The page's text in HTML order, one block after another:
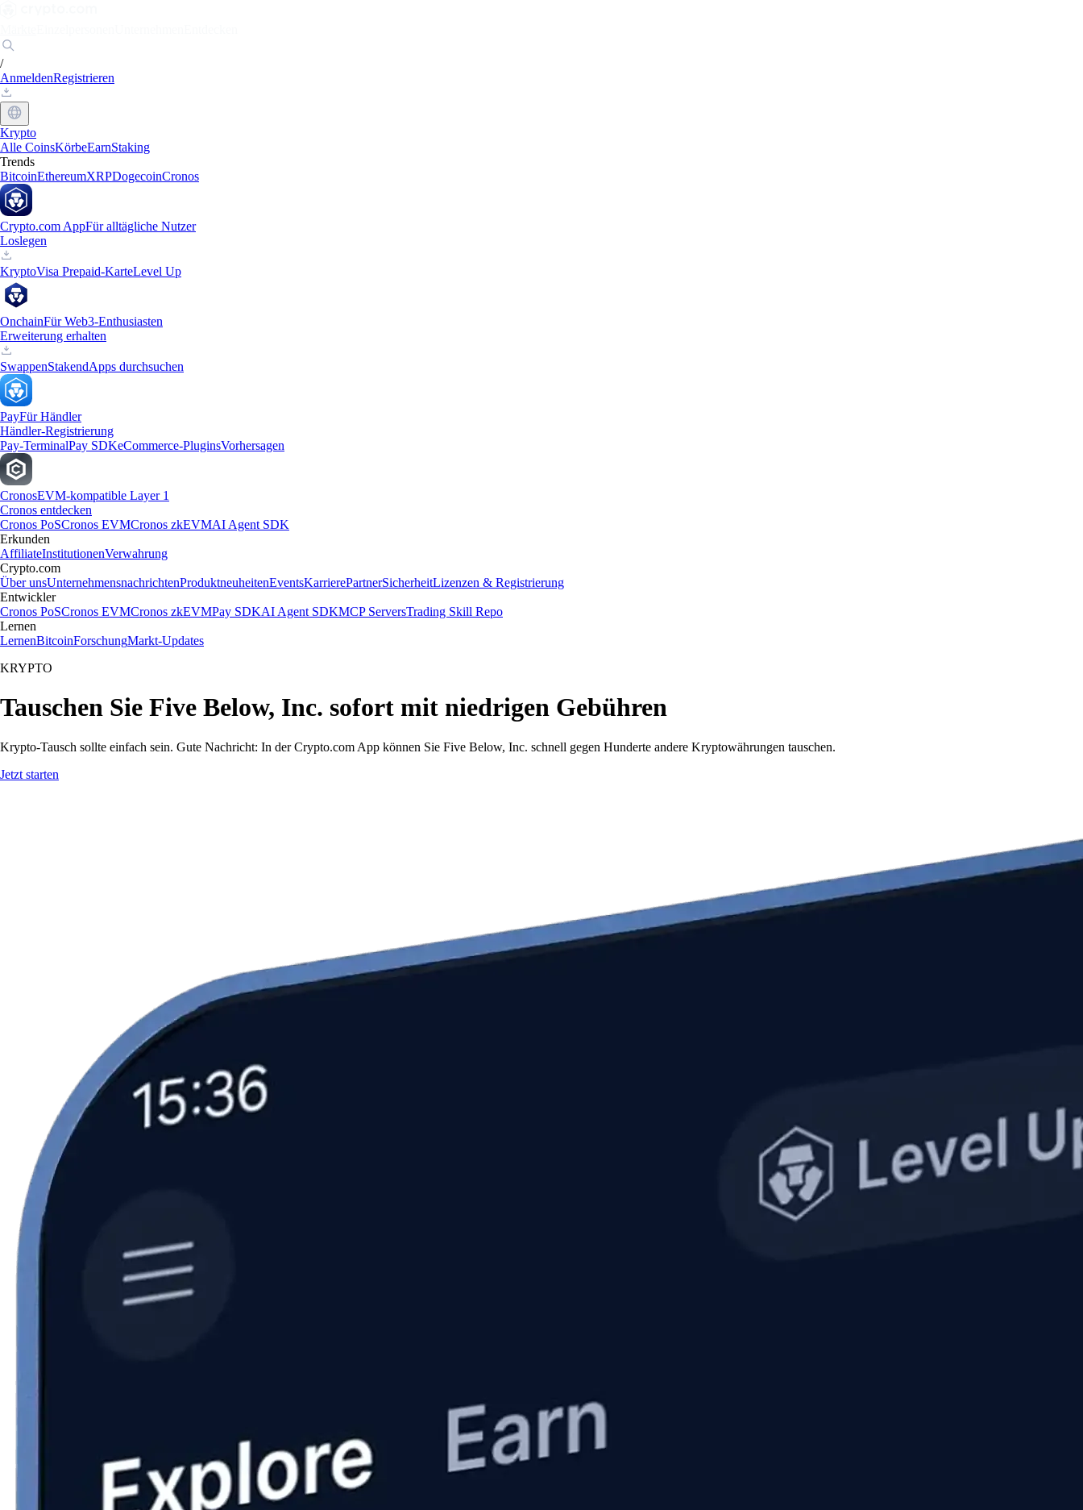
/
AnmeldenRegistrieren
Krypto
Alle CoinsKörbeEarnStaking
Trends
BitcoinEthereumXRPDogecoinCronos
Crypto.com AppFür alltägliche Nutzer
Loslegen
KryptoVisa Prepaid-KarteLevel Up
OnchainFür Web3-Enthusiasten
Erweiterung erhalten
SwappenStakendApps durchsuchen
PayFür Händler
Händler-Registrierung
Pay-TerminalPay SDKeCommerce-PluginsVorhersagen
CronosEVM-kompatible Layer 1
Cronos entdecken
Cronos PoSCronos EVMCronos zkEVMAI Agent SDK
Erkunden
AffiliateInstitutionenVerwahrung
Crypto.com
Über unsUnternehmensnachrichtenProduktneuheitenEventsKarrierePartnerSicherheitLizenzen & Registrierung
Entwickler
Cronos PoSCronos EVMCronos zkEVMPay SDKAI Agent SDKMCP ServersTrading Skill Repo
Lernen
LernenBitcoinForschungMarkt-Updates
KRYPTO
Tauschen Sie Five Below, Inc. sofort mit niedrigen Gebühren
Krypto-Tausch sollte einfach sein. Gute Nachricht: In der Crypto.com App können Sie Five Below, Inc. schnell gegen Hunderte andere Kryptowährungen tauschen.
Jetzt starten